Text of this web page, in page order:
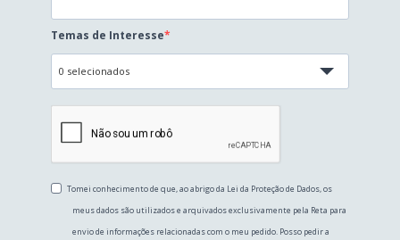
Temas de Interesse
0 selecionados
Tomei conhecimento de que, ao abrigo da Lei da Proteção de Dados, os
meus dados são utilizados e arquivados exclusivamente pela Reta para
envio de informações relacionadas com o meu pedido. Posso pedir a